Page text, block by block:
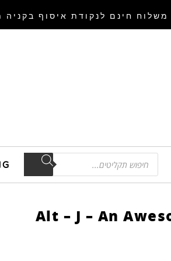
משלוח חינם לנקודת איסוף בקניה מעל
Alt – J – An